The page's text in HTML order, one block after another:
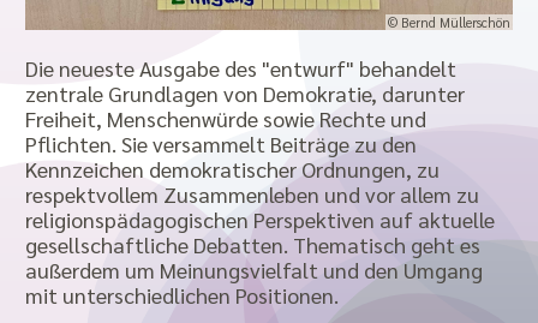
© Bernd Müllerschön
Die neueste Ausgabe des "entwurf" behandelt
zentrale Grundlagen von Demokratie, darunter
Freiheit, Menschenwürde sowie Rechte und
Pflichten. Sie versammelt Beiträge zu den
Kennzeichen demokratischer Ordnungen, zu
respektvollem Zusammenleben und vor allem zu
religionspädagogischen Perspektiven auf aktuelle
gesellschaftliche Debatten. Thematisch geht es
außerdem um Meinungsvielfalt und den Umgang
mit unterschiedlichen Positionen.